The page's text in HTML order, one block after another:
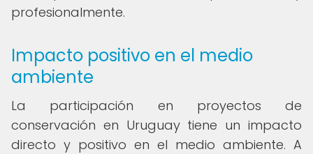
profesionalmente.
Impacto positivo en el medio
ambiente
La participación en proyectos de
conservación en Uruguay tiene un impacto
directo y positivo en el medio ambiente. A